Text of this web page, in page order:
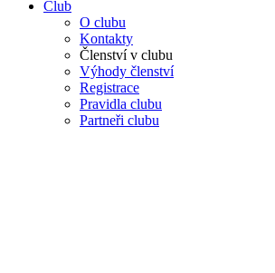
Club
O clubu
Kontakty
Členství v clubu
Výhody členství
Registrace
Pravidla clubu
Partneři clubu